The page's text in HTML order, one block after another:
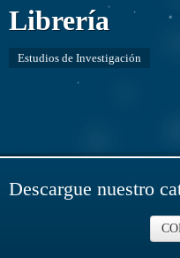
Librería
Estudios de Investigación
Descargue nuestro